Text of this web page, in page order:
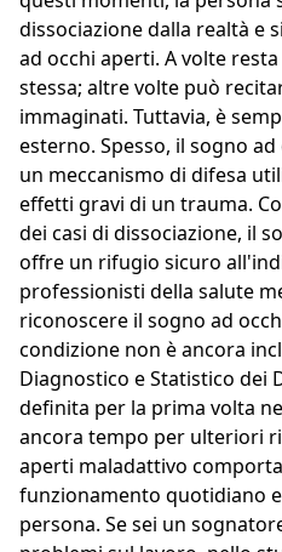
dissociazione dalla realtà e
ad occhi aperti. A volte
stessa; altre volte può
immaginati. Tuttavia, è
esterno. Spesso, il sogno
un meccanismo di difesa
effetti gravi di un trauma.
dei casi di dissociazione, il
offre un rifugio sicuro
professionisti della salute
riconoscere il sogno ad
condizione non è ancora
Diagnostico e Statistico dei
definita per la prima volta
ancora tempo per ulteriori
aperti maladattivo
funzionamento quotidiano
persona. Se sei un